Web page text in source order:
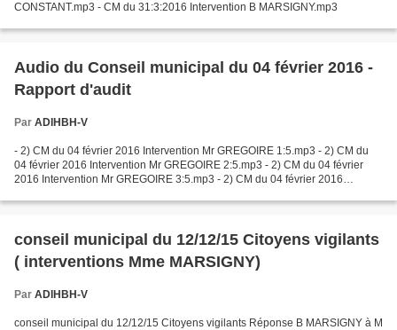
CONSTANT.mp3 - CM du 31:3:2016 Intervention B MARSIGNY.mp3
Audio du Conseil municipal du 04 février 2016 -
Rapport d'audit
Par ADIHBH-V
- 2) CM du 04 février 2016 Intervention Mr GREGOIRE 1:5.mp3 - 2) CM du
04 février 2016 Intervention Mr GREGOIRE 2:5.mp3 - 2) CM du 04 février
2016 Intervention Mr GREGOIRE 3:5.mp3 - 2) CM du 04 février 2016
conseil municipal du 12/12/15 Citoyens vigilants
( interventions Mme MARSIGNY)
Par ADIHBH-V
conseil municipal du 12/12/15 Citoyens vigilants Réponse B MARSIGNY à M